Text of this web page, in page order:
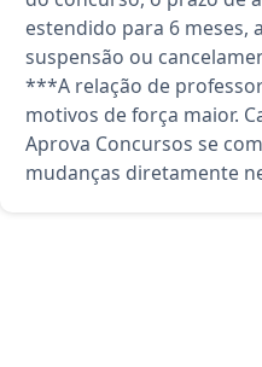
estendido para 6 meses,
suspensão ou
***A relação de
motivos de força maior.
Aprova Concursos se
mudanças diretamente